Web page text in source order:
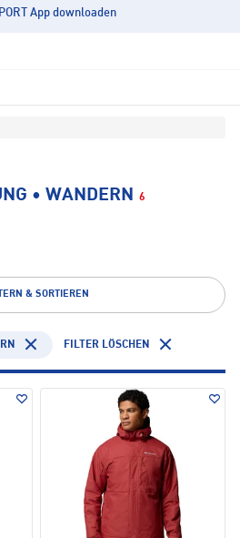
App downloaden
• WANDERN 6
& SORTIEREN
FILTER LÖSCHEN